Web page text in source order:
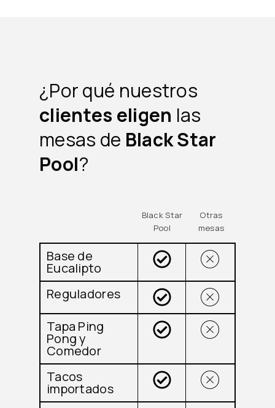
¿Por qué nuestros
clientes eligen las
mesas de Black Star
Pool?
Black Star
Pool
Otras
mesas
Base de
Eucalipto
Reguladores
Tapa Ping
Pong y
Comedor
Tacos
importados